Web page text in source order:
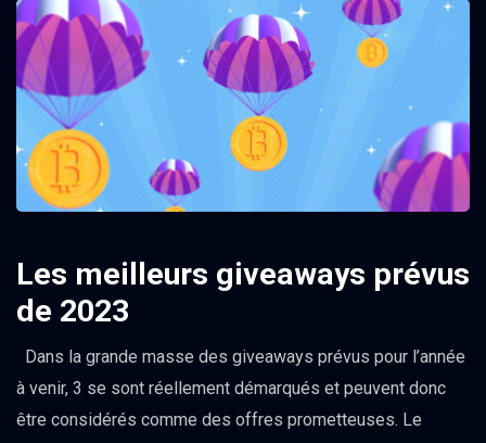
Les meilleurs giveaways prévus
de 2023
Dans la grande masse des giveaways prévus pour l’année
à venir, 3 se sont réellement démarqués et peuvent donc
être considérés comme des offres prometteuses. Le